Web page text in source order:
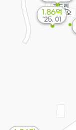
1.86억
'25. 01